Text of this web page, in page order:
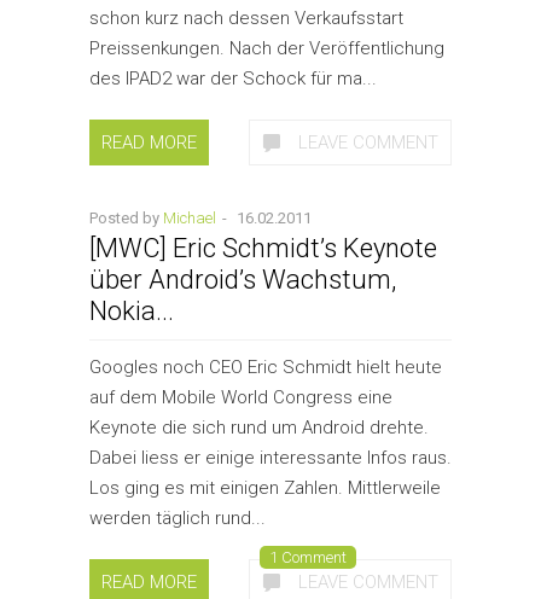
schon kurz nach dessen Verkaufsstart
Preissenkungen. Nach der Veröffentlichung
des IPAD2 war der Schock für ma...
READ MORE LEAVE COMMENT
Posted by Michael - 16.02.2011
[MWC] Eric Schmidt’s Keynote
über Android’s Wachstum,
Nokia...
Googles noch CEO Eric Schmidt hielt heute
auf dem Mobile World Congress eine
Keynote die sich rund um Android drehte.
Dabei liess er einige interessante Infos raus.
Los ging es mit einigen Zahlen. Mittlerweile
werden täglich rund...
READ MORE
1 Comment
LEAVE COMMENT